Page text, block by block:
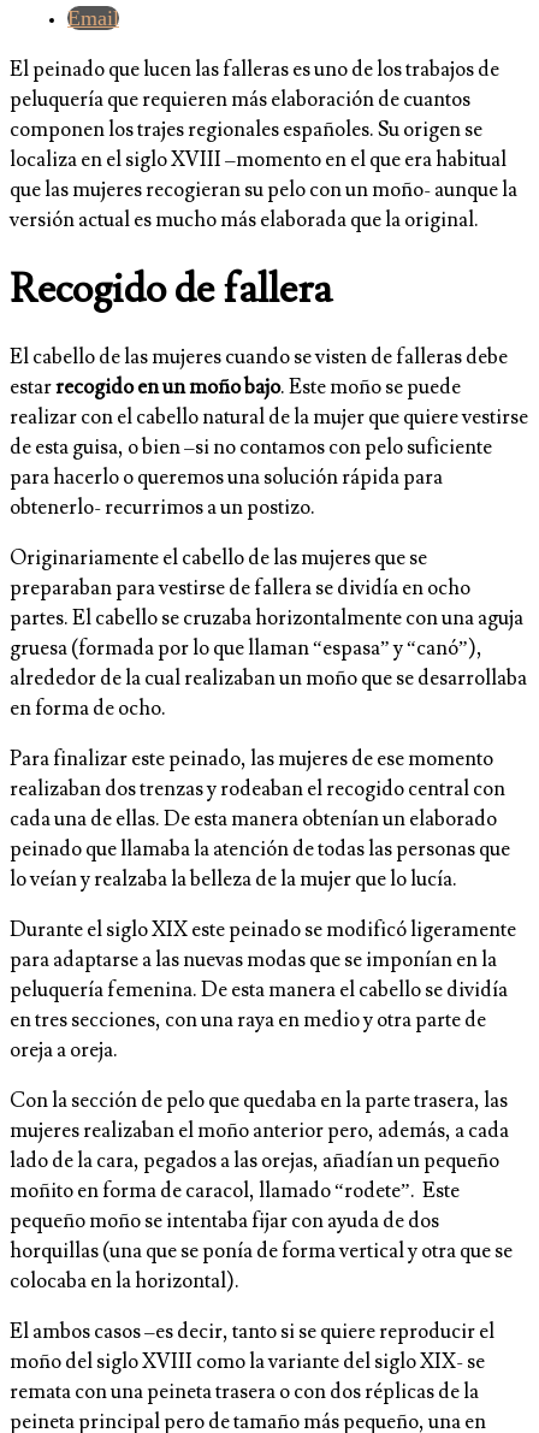
Email
El peinado que lucen las falleras es uno de los trabajos de
peluquería que requieren más elaboración de cuantos
componen los trajes regionales españoles. Su origen se
localiza en el siglo XVIII –momento en el que era habitual
que las mujeres recogieran su pelo con un moño- aunque la
versión actual es mucho más elaborada que la original.
Recogido de fallera
El cabello de las mujeres cuando se visten de falleras debe
estarrecogido en un moño bajo. Este moño se puede
realizar con el cabello natural de la mujer que quiere vestirse
de esta guisa, o bien –si no contamos con pelo suficiente
para hacerlo o queremos una solución rápida para
obtenerlo- recurrimos a un postizo.
Originariamente el cabello de las mujeres que se
preparaban para vestirse de fallera se dividía en ocho
partes. El cabello se cruzaba horizontalmente con una aguja
gruesa (formada por lo que llaman “espasa” y “canó”),
alrededor de la cual realizaban un moño que se desarrollaba
en forma de ocho.
Para finalizar este peinado, las mujeres de ese momento
realizaban dos trenzas y rodeaban el recogido central con
cada una de ellas. De esta manera obtenían un elaborado
peinado que llamaba la atención de todas las personas que
lo veían y realzaba la belleza de la mujer que lo lucía.
Durante el siglo XIX este peinado se modificó ligeramente
para adaptarse a las nuevas modas que se imponían en la
peluquería femenina. De esta manera el cabello se dividía
en tres secciones, con una raya en medio y otra parte de
oreja a oreja.
Con la sección de pelo que quedaba en la parte trasera, las
mujeres realizaban el moño anterior pero, además, a cada
lado de la cara, pegados a las orejas, añadían un pequeño
moñito en forma de caracol, llamado “rodete”. Este
pequeño moño se intentaba fijar con ayuda de dos
horquillas (una que se ponía de forma vertical y otra que se
colocaba en la horizontal).
El ambos casos –es decir, tanto si se quiere reproducir el
moño del siglo XVIII como la variante del siglo XIX- se
remata con una peineta trasera o con dos réplicas de la
peineta principal pero de tamaño más pequeño, una en